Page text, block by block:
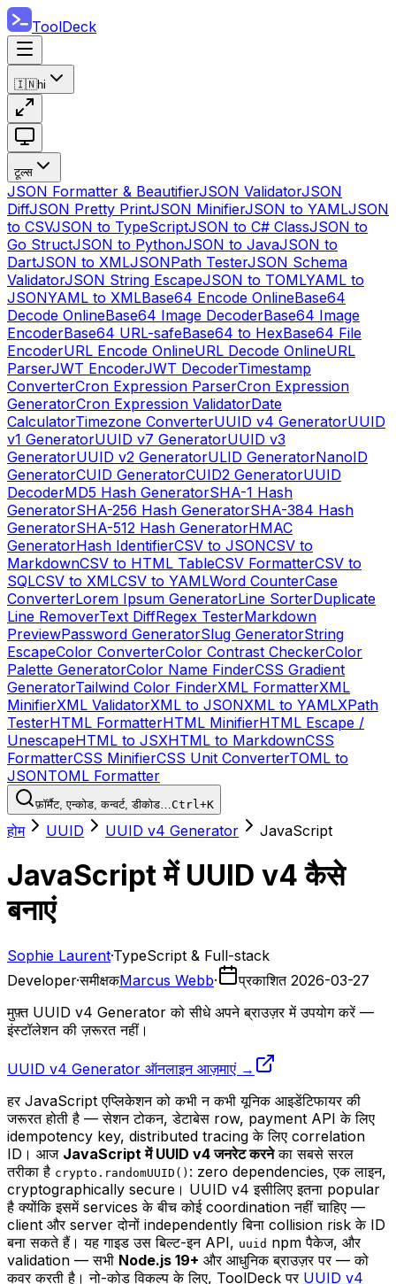
ToolDeck
🇮🇳hi
टूल्स
JSON Formatter & BeautifierJSON ValidatorJSON
DiffJSON Pretty PrintJSON MinifierJSON to YAMLJSON
to CSVJSON to TypeScriptJSON to C# ClassJSON to
Go StructJSON to PythonJSON to JavaJSON to
DartJSON to XMLJSONPath TesterJSON Schema
ValidatorJSON String EscapeJSON to TOMLYAML to
JSONYAML to XMLBase64 Encode OnlineBase64
Decode OnlineBase64 Image DecoderBase64 Image
EncoderBase64 URL-safeBase64 to HexBase64 File
EncoderURL Encode OnlineURL Decode OnlineURL
ParserJWT EncoderJWT DecoderTimestamp
ConverterCron Expression ParserCron Expression
GeneratorCron Expression ValidatorDate
CalculatorTimezone ConverterUUID v4 GeneratorUUID
v1 GeneratorUUID v7 GeneratorUUID v3
GeneratorUUID v2 GeneratorULID GeneratorNanoID
GeneratorCUID GeneratorCUID2 GeneratorUUID
DecoderMD5 Hash GeneratorSHA-1 Hash
GeneratorSHA-256 Hash GeneratorSHA-384 Hash
GeneratorSHA-512 Hash GeneratorHMAC
GeneratorHash IdentifierCSV to JSONCSV to
MarkdownCSV to HTML TableCSV FormatterCSV to
SQLCSV to XMLCSV to YAMLWord CounterCase
ConverterLorem Ipsum GeneratorLine SorterDuplicate
Line RemoverText DiffRegex TesterMarkdown
PreviewPassword GeneratorSlug GeneratorString
EscapeColor ConverterColor Contrast CheckerColor
Palette GeneratorColor Name FinderCSS Gradient
GeneratorTailwind Color FinderXML FormatterXML
MinifierXML ValidatorXML to JSONXML to YAMLXPath
TesterHTML FormatterHTML MinifierHTML Escape /
UnescapeHTML to JSXHTML to MarkdownCSS
FormatterCSS MinifierCSS Unit ConverterTOML to
JSONTOML Formatter
फ़ॉर्मैट, एन्कोड, कन्वर्ट, डीकोड…Ctrl+K
होम UUID UUID v4 Generator JavaScript
JavaScript में UUID v4 कैसे
बनाएं
Sophie Laurent·TypeScript & Full-stack
Developer·समीक्षकMarcus Webb· प्रकाशित 2026-03-27
मुफ़्त UUID v4 Generator को सीधे अपने ब्राउज़र में उपयोग करें —
इंस्टॉलेशन की ज़रूरत नहीं।
UUID v4 Generator ऑनलाइन आज़माएं →
हर JavaScript एप्लिकेशन को कभी न कभी यूनिक आइडेंटिफायर की
जरूरत होती है — सेशन टोकन, डेटाबेस row, payment API के लिए
idempotency key, distributed tracing के लिए correlation
ID। आज JavaScript में UUID v4 जनरेट करनेका सबसे सरल
तरीका है crypto.randomUUID() : zero dependencies, एक लाइन,
cryptographically secure। UUID v4 इसीलिए इतना popular
है क्योंकि इसमें services के बीच कोई coordination नहीं चाहिए —
client और server दोनों independently बिना collision risk के ID
बना सकते हैं। यह गाइड उस बिल्ट-इन API, uuid npm पैकेज, और
validation — सभी Node.js 19+ और आधुनिक ब्राउज़र पर — को
कवर करती है। नो-कोड विकल्प के लिए, ToolDeck पर UUID v4